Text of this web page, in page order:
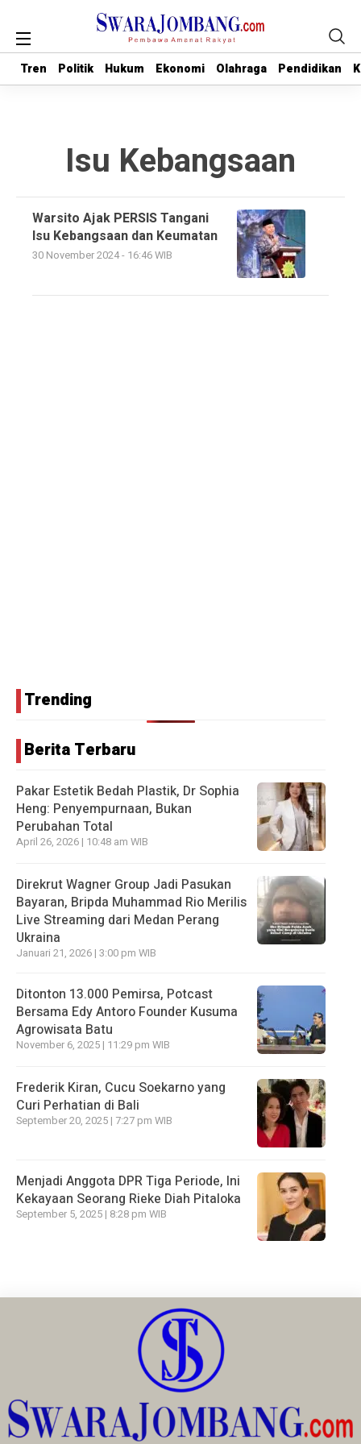
Tren Politik Hukum Ekonomi Olahraga Pendidikan
Tren Politik Hukum Ekonomi Olahraga Pendidikan
Isu Kebangsaan
Warsito Ajak PERSIS Tangani
Isu Kebangsaan dan Keumatan
30 November 2024 - 16:46 WIB
Trending
Berita Terbaru
Pakar Estetik Bedah Plastik, Dr Sophia
Heng: Penyempurnaan, Bukan
Perubahan Total
April 26, 2026 | 10:48 am WIB
Direkrut Wagner Group Jadi Pasukan
Bayaran, Bripda Muhammad Rio Merilis
Live Streaming dari Medan Perang
Ukraina
Januari 21, 2026 | 3:00 pm WIB
Ditonton 13.000 Pemirsa, Potcast
Bersama Edy Antoro Founder Kusuma
Agrowisata Batu
November 6, 2025 | 11:29 pm WIB
Frederik Kiran, Cucu Soekarno yang
Curi Perhatian di Bali
September 20, 2025 | 7:27 pm WIB
Menjadi Anggota DPR Tiga Periode, Ini
Kekayaan Seorang Rieke Diah Pitaloka
September 5, 2025 | 8:28 pm WIB